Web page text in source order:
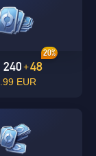
240+48
20%
EUR